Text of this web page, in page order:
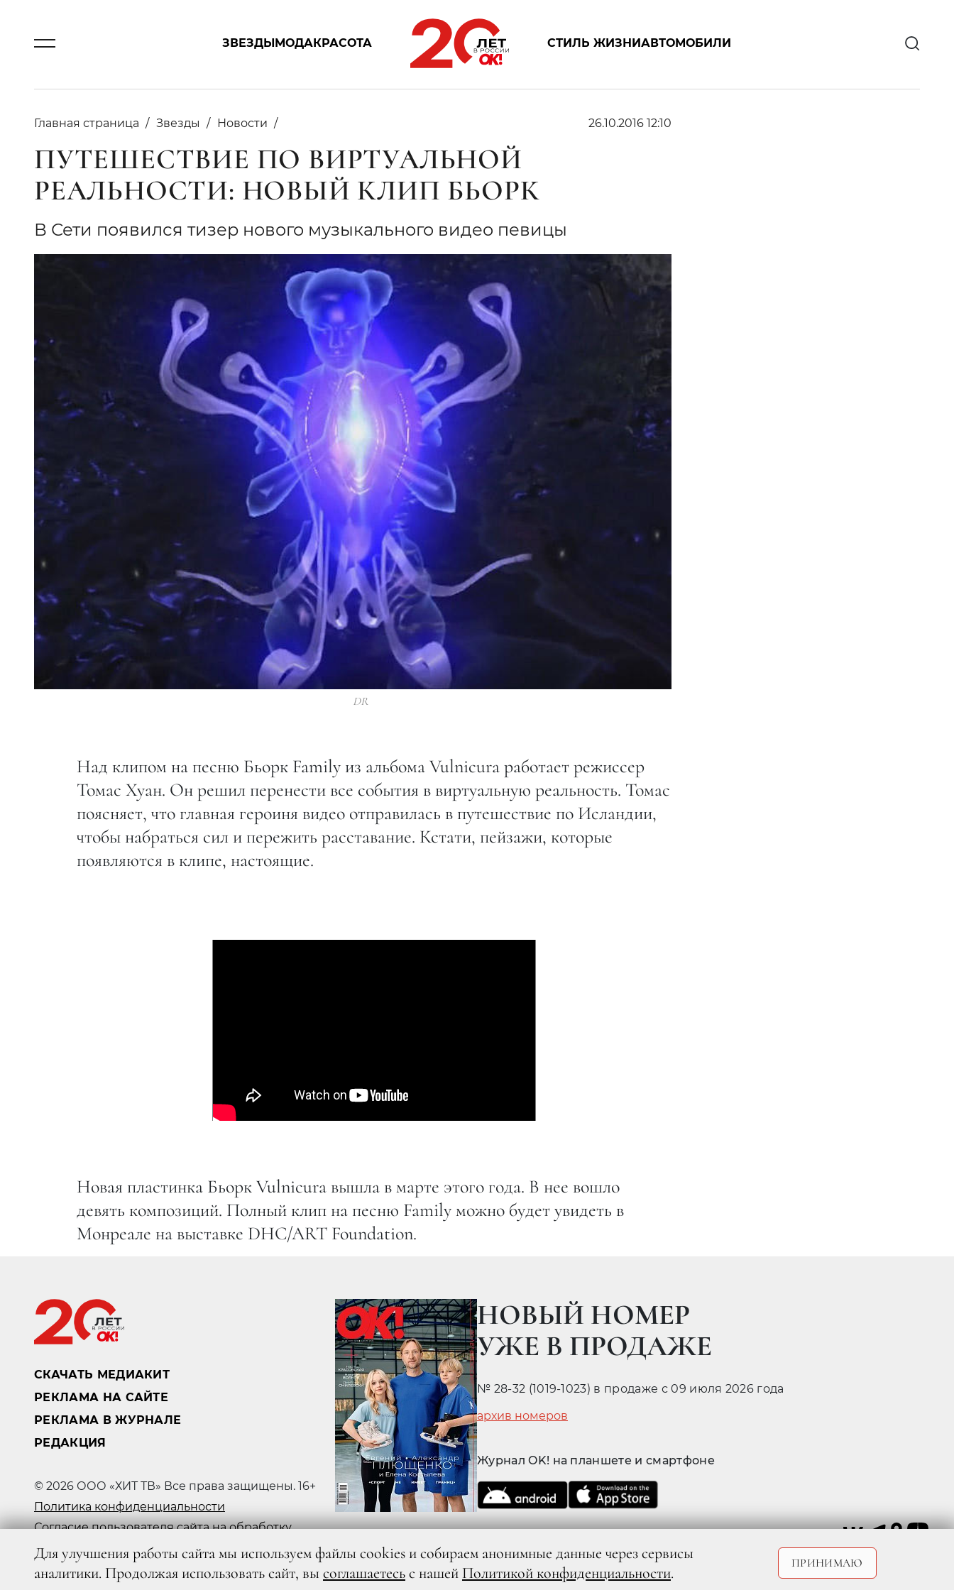
ЗВЕЗДЫМОДАКРАСОТА СТИЛЬ ЖИЗНИАВТОМОБИЛИ
Главная страница Звезды Новости 26.10.2016 12:10
ПУТЕШЕСТВИЕ ПО ВИРТУАЛЬНОЙ
РЕАЛЬНОСТИ: НОВЫЙ КЛИП БЬОРК
В Сети появился тизер нового музыкального видео певицы
DR
Над клипом на песню Бьорк Family из альбома Vulnicura работает режиссер
Томас Хуан. Он решил перенести все события в виртуальную реальность. Томас
поясняет, что главная героиня видео отправилась в путешествие по Исландии,
чтобы набраться сил и пережить расставание. Кстати, пейзажи, которые
появляются в клипе, настоящие.
Новая пластинка Бьорк Vulnicura вышла в марте этого года. В нее вошло
девять композиций. Полный клип на песню Family можно будет увидеть в
Монреале на выставке DHC/ART Foundation.
СКАЧАТЬ МЕДИАКИТ
РЕКЛАМА НА САЙТЕ
РЕКЛАМА В ЖУРНАЛЕ
РЕДАКЦИЯ
© 2026 ООО «ХИТ ТВ» Все права защищены. 16+
Политика конфиденциальности
Согласие пользователя сайта на обработку
НОВЫЙ НОМЕР
УЖЕ В ПРОДАЖЕ
№ 28-32 (1019-1023) в продаже с 09 июля 2026 года
архив номеров
Журнал OK! на планшете и смартфоне
Для улучшения работы сайта мы используем файлы cookies и собираем анонимные данные через сервисы
аналитики. Продолжая использовать сайт, вы соглашаетесьс нашей Политикой конфиденциальности.
ПРИНИМАЮ